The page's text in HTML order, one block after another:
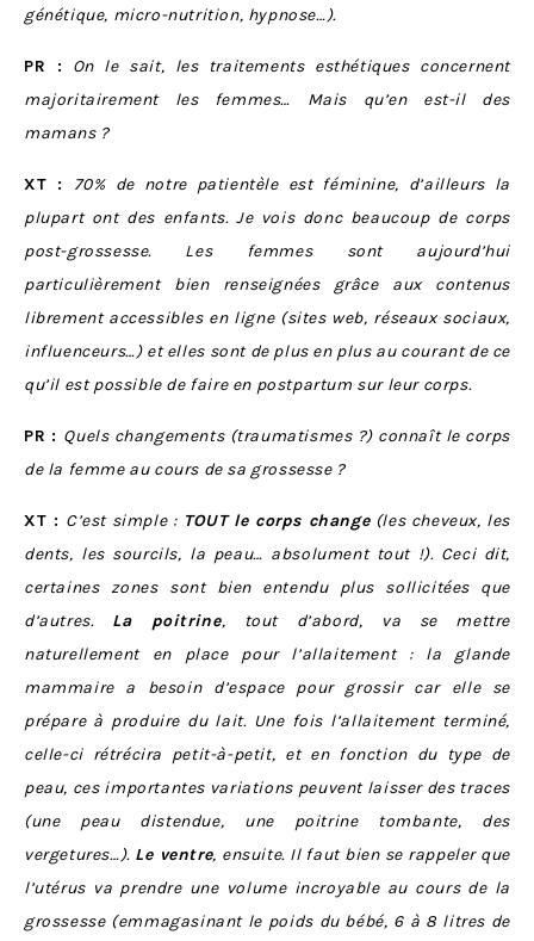
génétique, micro-nutrition, hypnose…).
PR :
On le sait, les traitements esthétiques concernent
majoritairement les femmes… Mais qu’en est-il des
mamans ?
XT : 70% de notre patientèle est féminine, d’ailleurs la
plupart ont des enfants. Je vois donc beaucoup de corps
post-grossesse. Les femmes sont aujourd’hui
particulièrement bien renseignées grâce aux contenus
librement accessibles en ligne (sites web, réseaux sociaux,
influenceurs…) et elles sont de plus en plus au courant de ce
qu’il est possible de faire en postpartum sur leur corps.
PR : Quels changements (traumatismes ?) connaît le corps
de la femme au cours de sa grossesse ?
XT : C’est simple :TOUT le corps change(les cheveux, les
dents, les sourcils, la peau… absolument tout !). Ceci dit,
certaines zones sont bien entendu plus sollicitées que
d’autres. La poitrine, tout d’abord, va se mettre
naturellement en place pour l’allaitement : la glande
mammaire a besoin d’espace pour grossir car elle se
prépare à produire du lait. Une fois l’allaitement terminé,
celle-ci rétrécira petit-à-petit, et en fonction du type de
peau, ces importantes variations peuvent laisser des traces
(une peau distendue, une poitrine tombante, des
vergetures…). Le ventre, ensuite. Il faut bien se rappeler que
l’utérus va prendre une volume incroyable au cours de la
grossesse (emmagasinant le poids du bébé, 6 à 8 litres de